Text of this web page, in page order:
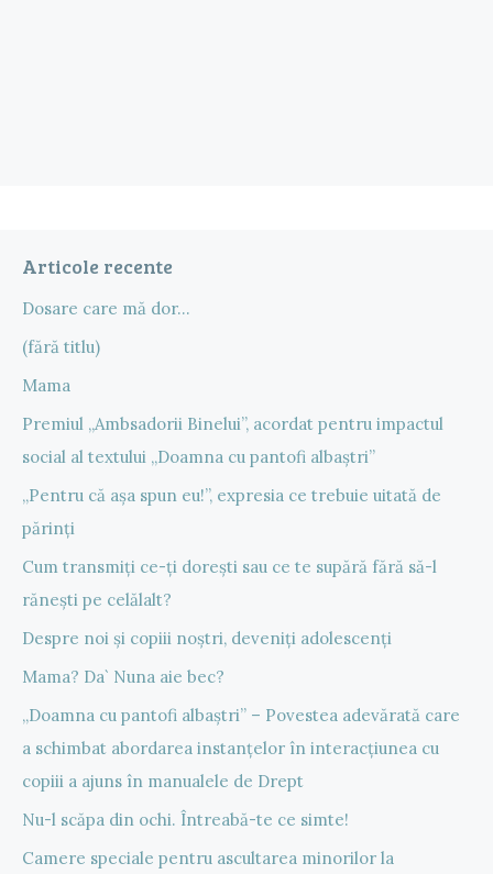
Articole recente
Dosare care mă dor…
(fără titlu)
Mama
Premiul „Ambsadorii Binelui”, acordat pentru impactul
social al textului „Doamna cu pantofi albaștri”
„Pentru că așa spun eu!”, expresia ce trebuie uitată de
părinți
Cum transmiți ce-ți dorești sau ce te supără fără să-l
rănești pe celălalt?
Despre noi și copiii noștri, deveniți adolescenți
Mama? Da` Nuna aie bec?
„Doamna cu pantofi albaștri” – Povestea adevărată care
a schimbat abordarea instanțelor în interacțiunea cu
copiii a ajuns în manualele de Drept
Nu-l scăpa din ochi. Întreabă-te ce simte!
Camere speciale pentru ascultarea minorilor la